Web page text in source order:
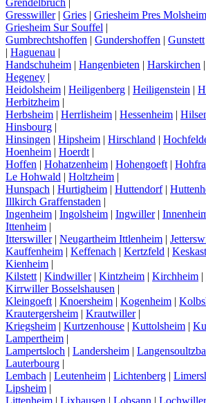
Gresswiller | Gries | Griesheim Pres Molsheim
Griesheim Sur Souffel |
Gumbrechtshoffen | Gundershoffen | Gunstett
| Haguenau |
Handschuheim | Hangenbieten | Harskirchen |
Hegeney |
Heidolsheim | Heiligenberg | Heiligenstein |
Herbitzheim |
Herbsheim | Herrlisheim | Hessenheim |
Hinsbourg |
Hinsingen | Hipsheim | Hirschland |
Hoenheim | Hoerdt |
Hoffen | Hohatzenheim | Hohengoeft |
Le Hohwald | Holtzheim |
Hunspach | Hurtigheim | Huttendorf |
Illkirch Graffenstaden |
Ingenheim | Ingolsheim | Ingwiller |
Ittenheim |
Itterswiller | Neugartheim Ittlenheim |
Kauffenheim | Keffenach | Kertzfeld |
Kienheim |
Kilstett | Kindwiller | Kintzheim | Kirchheim |
Kirrwiller Bosselshausen |
Kleingoeft | Knoersheim | Kogenheim |
Krautergersheim | Krautwiller |
Kriegsheim | Kurtzenhouse | Kuttolsheim |
Lampertheim |
Lampertsloch | Landersheim |
Lauterbourg |
Lembach | Leutenheim | Lichtenberg |
Lipsheim |
Littenheim | Lixhausen | Lobsann | Lochwiller